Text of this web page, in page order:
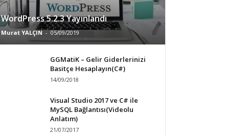
WordPress 5.2.3 Yayınlandı
Murat YALÇIN - 05/09/2019
GGMatiK – Gelir Giderlerinizi
Basitçe Hesaplayın(C#)
14/09/2018
Visual Studio 2017 ve C# ile
MySQL Bağlantısı(Videolu
Anlatım)
21/07/2017